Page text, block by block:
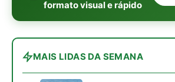
Poraquê sincroniza
peixes maiores na
4
Ariranha sincroniza